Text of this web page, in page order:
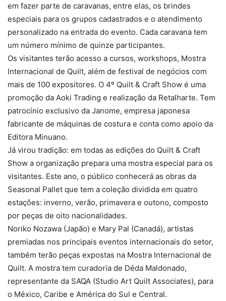
em fazer parte de caravanas, entre elas, os brindes
especiais para os grupos cadastrados e o atendimento
personalizado na entrada do evento. Cada caravana tem
um número mínimo de quinze participantes.
Os visitantes terão acesso a cursos, workshops, Mostra
Internacional de Quilt, além de festival de negócios com
mais de 100 expositores. O 4º Quilt & Craft Show é uma
promoção da Aoki Trading e realização da Retalharte. Tem
patrocínio exclusivo da Janome, empresa japonesa
fabricante de máquinas de costura e conta como apoio da
Editora Minuano.
Já virou tradição: em todas as edições do Quilt & Craft
Show a organização prepara uma mostra especial para os
visitantes. Este ano, o público conhecerá as obras da
Seasonal Pallet que tem a coleção dividida em quatro
estações: inverno, verão, primavera e outono, composto
por peças de oito nacionalidades.
Noriko Nozawa (Japão) e Mary Pal (Canadá), artistas
premiadas nos principais eventos internacionais do setor,
também terão peças expostas na Mostra Internacional de
Quilt. A mostra tem curadoria de Déda Maldonado,
representante da SAQA (Studio Art Quilt Associates), para
o México, Caribe e América do Sul e Central.